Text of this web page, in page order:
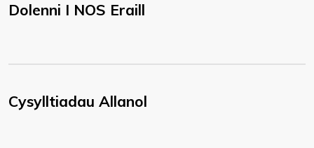
Dolenni I NOS Eraill
Cysylltiadau Allanol